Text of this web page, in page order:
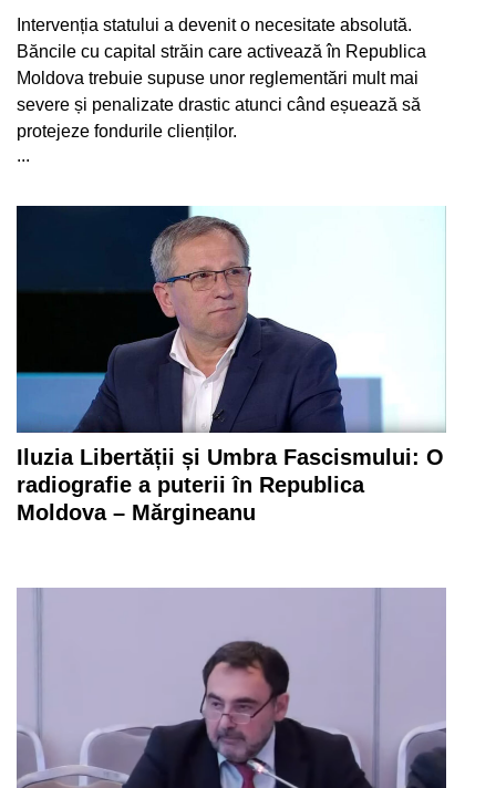
Intervenția statului a devenit o necesitate absolută.
Băncile cu capital străin care activează în Republica
Moldova trebuie supuse unor reglementări mult mai
severe și penalizate drastic atunci când eșuează să
protejeze fondurile clienților.
...
Iluzia Libertății și Umbra Fascismului: O
radiografie a puterii în Republica
Moldova – Mărgineanu